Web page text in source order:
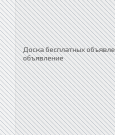
Доска бесплатных
объявление